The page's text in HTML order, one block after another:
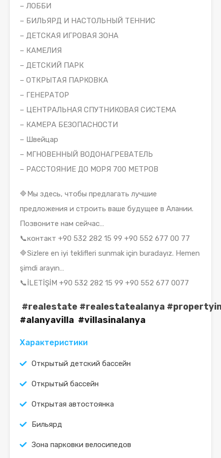
– ЛОББИ
– БИЛЬЯРД И НАСТОЛЬНЫЙ ТЕННИС
– ДЕТСКАЯ ИГРОВАЯ ЗОНА
– КАМЕЛИЯ
– ДЕТСКИЙ ПАРК
– ОТКРЫТАЯ ПАРКОВКА
– ГЕНЕРАТОР
– ЦЕНТРАЛЬНАЯ СПУТНИКОВАЯ СИСТЕМА
– КАМЕРА БЕЗОПАСНОСТИ
– Швейцар
– МГНОВЕННЫЙ ВОДОНАГРЕВАТЕЛЬ
– РАССТОЯНИЕ ДО МОРЯ 700 МЕТРОВ
🔷Мы здесь, чтобы предлагать лучшие
предложения и строить ваше будущее в Алании.
Позвоните нам сейчас…
📞контакт +90 532 282 15 99 +90 552 677 00 77
🔷Sizlere en iyi teklifleri sunmak için buradayız. Hemen
şimdi arayın…
📞İLETİŞİM +90 532 282 15 99 +90 552 677 0077
#realestate #realestatealanya
#alanyavilla #villasinalanya
Характеристики
Открытый детский бассейн
Открытый бассейн
Открытая автостоянка
Бильярд
Зона парковки велосипедов